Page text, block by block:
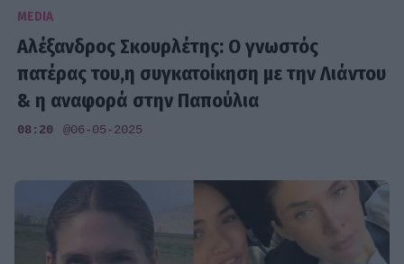
MEDIA
Αλέξανδρος Σκουρλέτης: Ο γνωστός
πατέρας του,η συγκατοίκηση με την Λιάντου
& η αναφορά στην Παπούλια
08:20 @06-05-2025